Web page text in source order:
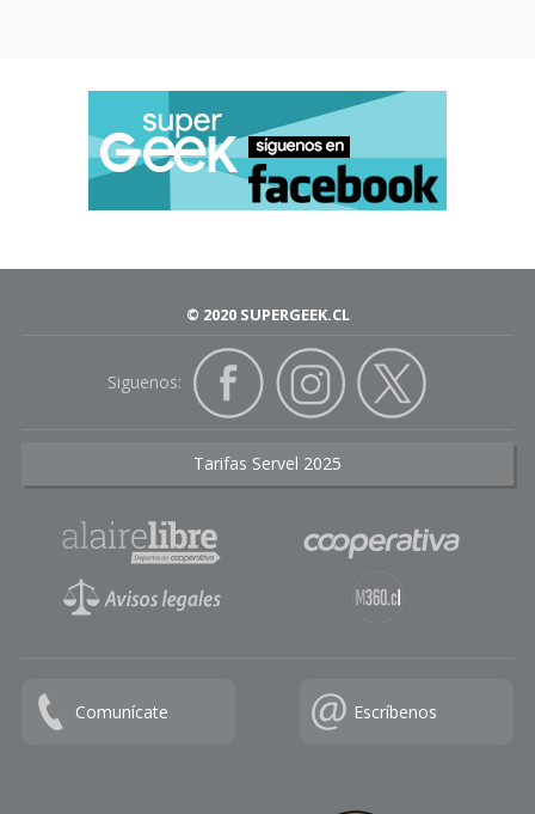
© 2020 SUPERGEEK.CL
Siguenos:
Tarifas Servel 2025
Comunícate Escríbenos